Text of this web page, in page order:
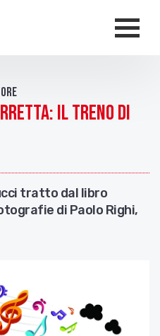
il treno di
tratto dal libro
di Paolo Righi,